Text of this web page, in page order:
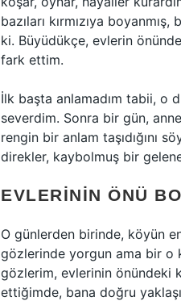
bazıları kırmızıya
ki. Büyüdükçe, evlerin
fark ettim.
İlk başta anlamadım tabii, o
severdim. Sonra bir gün,
rengin bir anlam taşıdığını
direkler, kaybolmuş bir
EVLERININ ÖNÜ
O günlerden birinde, köyün
gözlerinde yorgun ama bir o
gözlerim, evlerinin önündeki
ettiğimde, bana doğru